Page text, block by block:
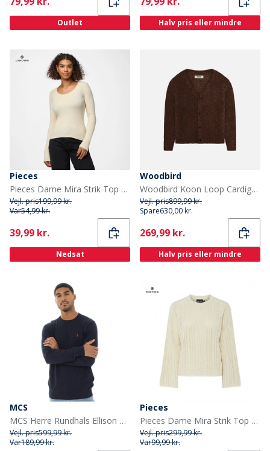
Outlet Halv pris eller mindre
Pieces
Pieces Dame Mira Strik Top Birch
Vejl. pris199,99 kr.
Var54,99 kr.
Current
39,99 kr.
Nedsat
Woodbird
Woodbird Koon Loop Cardigan Dark Brown
Vejl. pris899,99 kr.
Spare630,00 kr.
Current
269,99 kr.
Halv pris eller mindre
MCS
MCS Herre Rundhals Ellison Striktrøje Mørk Safir
Vejl. pris599,99 kr.
Var189,99 kr.
Pieces
Pieces Dame Mira Strik Top Birch
Vejl. pris299,99 kr.
Var99,99 kr.